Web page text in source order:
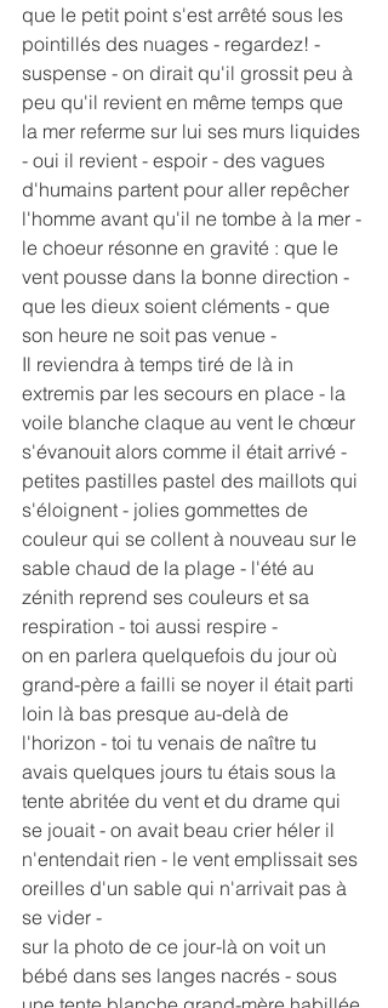
que le petit point s'est arrêté sous les
pointillés des nuages - regardez! -
suspense - on dirait qu'il grossit peu à
peu qu'il revient en même temps que
la mer referme sur lui ses murs liquides
- oui il revient - espoir - des vagues
d'humains partent pour aller repêcher
l'homme avant qu'il ne tombe à la mer -
le choeur résonne en gravité : que le
vent pousse dans la bonne direction -
que les dieux soient cléments - que
son heure ne soit pas venue -
Il reviendra à temps tiré de là in
extremis par les secours en place - la
voile blanche claque au vent le chœur
s'évanouit alors comme il était arrivé -
petites pastilles pastel des maillots qui
s'éloignent - jolies gommettes de
couleur qui se collent à nouveau sur le
sable chaud de la plage - l'été au
zénith reprend ses couleurs et sa
respiration - toi aussi respire -
on en parlera quelquefois du jour où
grand-père a failli se noyer il était parti
loin là bas presque au-delà de
l'horizon - toi tu venais de naître tu
avais quelques jours tu étais sous la
tente abritée du vent et du drame qui
se jouait - on avait beau crier héler il
n'entendait rien - le vent emplissait ses
oreilles d'un sable qui n'arrivait pas à
se vider -
sur la photo de ce jour-là on voit un
bébé dans ses langes nacrés - sous